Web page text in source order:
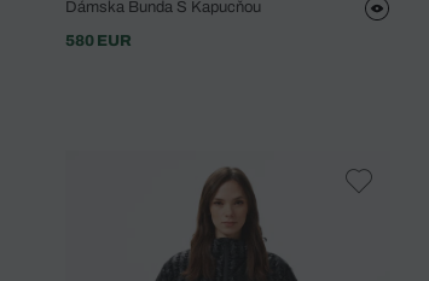
Dámska Bunda S Kapucňou
580 EUR